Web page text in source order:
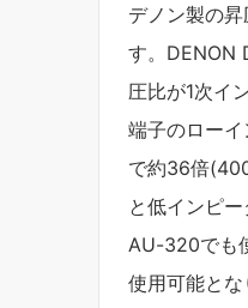
デノン製の
す。DENON
圧比が1次イ
端子のロー
で約36倍
と低インピ
AU-320でも
使用可能とな